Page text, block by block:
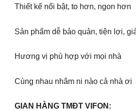
Thiết kế nổi bật, to hơn, ngon hơn
Sản phẩm dễ bảo quản, tiện lợi,
Hương vị phù hợp với mọi nhà
Cùng nhau nhâm ni nào cả nhà ơi
GIAN HÀNG TMĐT VIFON: